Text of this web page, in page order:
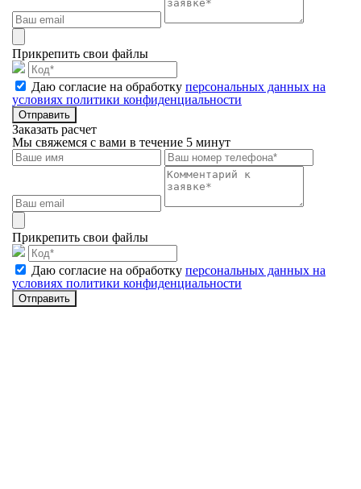
Прикрепить свои файлы
Даю согласие на обработку персональных данных на
условиях политики конфиденциальности
Отправить
Заказать расчет
Мы свяжемся с вами в течение 5 минут
Прикрепить свои файлы
Даю согласие на обработку персональных данных на
условиях политики конфиденциальности
Отправить